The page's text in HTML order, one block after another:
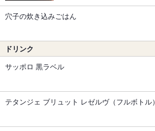
穴子の炊き込みごはん
ドリンク
サッポロ 黒ラベル
テタンジェ ブリュット レゼルヴ（フルボトル）